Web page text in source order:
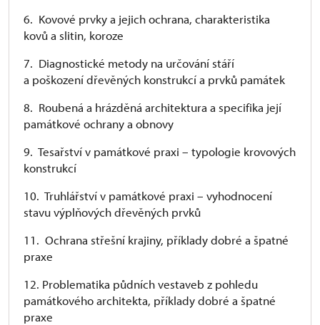
6. Kovové prvky a jejich ochrana, charakteristika
kovů a slitin, koroze
7. Diagnostické metody na určování stáří
a poškození dřevěných konstrukcí a prvků památek
8. Roubená a hrázděná architektura a specifika její
památkové ochrany a obnovy
9. Tesařství v památkové praxi – typologie krovových
konstrukcí
10. Truhlářství v památkové praxi – vyhodnocení
stavu výplňových dřevěných prvků
11. Ochrana střešní krajiny, příklady dobré a špatné
praxe
12. Problematika půdních vestaveb z pohledu
památkového architekta, příklady dobré a špatné
praxe